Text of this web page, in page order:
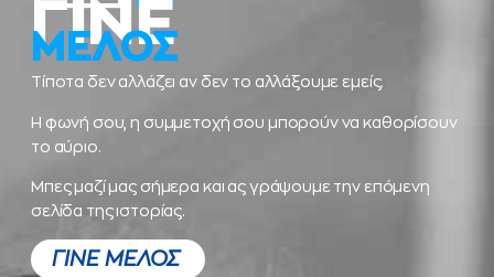
ΓΙΝΕ
ΜΕΛΟΣ
Τίποτα δεν αλλάζει αν δεν το αλλάξουμε εμείς.
Η φωνή σου, η συμμετοχή σου μπορούν να καθορίσουν
το αύριο.
Μπες μαζί μας σήμερα και ας γράψουμε την επόμενη
σελίδα της ιστορίας.
ΓΙΝΕ ΜΕΛΟΣ